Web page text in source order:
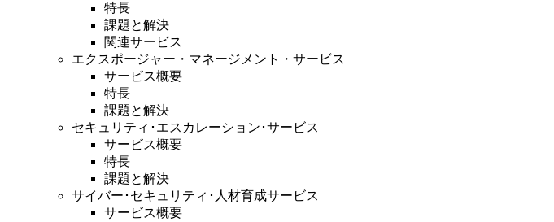
特長
課題と解決
関連サービス
エクスポージャー・マネージメント・サービス
サービス概要
特長
課題と解決
セキュリティ･エスカレーション･サービス
サービス概要
特長
課題と解決
サイバー･セキュリティ･人材育成サービス
サービス概要